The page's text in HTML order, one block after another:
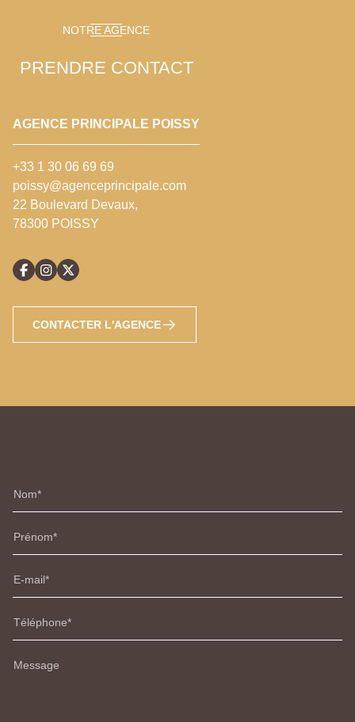
NOTRE AGENCE
PRENDRE CONTACT
AGENCE PRINCIPALE POISSY
+33 1 30 06 69 69
poissy@agenceprincipale.com
22 Boulevard Devaux,
78300 POISSY
CONTACTER L'AGENCE
Nom
Prénom
E-mail
Téléphone
Message